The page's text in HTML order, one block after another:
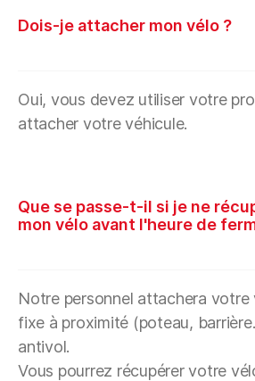
Dois-je attacher mon vélo ?
Oui, vous devez utiliser votre
attacher votre véhicule.
Que se passe-t-il si je ne
mon vélo avant l'heure de
Notre personnel attachera votre
fixe à proximité (poteau,
antivol.
Vous pourrez récupérer votre